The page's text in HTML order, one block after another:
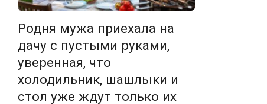
Родня мужа приехала на
дачу с пустыми руками,
уверенная, что
холодильник, шашлыки и
стол уже ждут только их